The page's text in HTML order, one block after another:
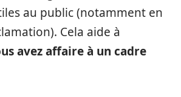
au public (notamment en
Cela aide à
avez affaire à un cadre